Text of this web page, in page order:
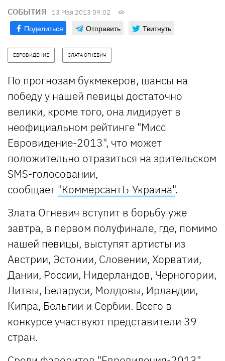
СОБЫТИЯ 13 Мая 2013 09:02
Поделиться Отправить Твитнуть
ЕВРОВИДЕНИЕ ЗЛАТА ОГНЕВИЧ
По прогнозам букмекеров, шансы на
победу у нашей певицы достаточно
велики, кроме того, она лидирует в
неофициальном рейтинге "Мисс
Евровидение-2013", что может
положительно отразиться на зрительском
SMS-голосовании,
сообщает "КоммерсантЪ-Украина".
Злата Огневич вступит в борьбу уже
завтра, в первом полуфинале, где, помимо
нашей певицы, выступят артисты из
Австрии, Эстонии, Словении, Хорватии,
Дании, России, Нидерландов, Черногории,
Литвы, Беларуси, Молдовы, Ирландии,
Кипра, Бельгии и Сербии. Всего в
конкурсе участвуют представители 39
стран.